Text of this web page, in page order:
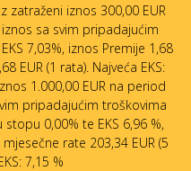
zatraženi iznos 300,00 EUR
sa svim pripadajućim
7,03%, iznos Premije 1,68
EUR (1 rata). Najveća EKS:
1.000,00 EUR na period
pripadajućim troškovima
0,00% te EKS 6,96 %,
rate 203,34 EUR (5
7,15 %